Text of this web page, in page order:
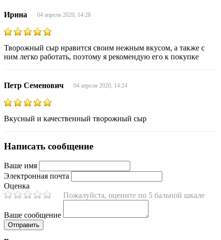
Ирина 04 апреля 2020, 14:28
Творожный сыр нравится своим нежным вкусом, а также с
ним легко работать, поэтому я рекомендую его к покупке
Петр Семенович 04 апреля 2020, 14:24
Вкусный и качественный творожный сыр
Написать сообщение
Ваше имя
Электронная почта
Оценка
Пожалуйста, оцените по 5 бальной шкале
Ваше сообщение